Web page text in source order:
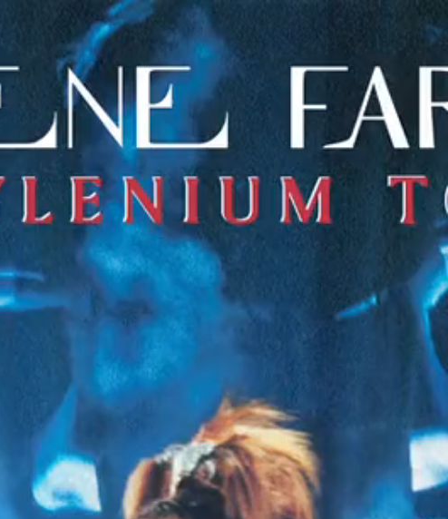
Ajouter à ma collection Ajouter à ma wishlist
T-SHIRT
MYLÈNIUM
Ère · Mylènium tour
Projet · Mylenium Tour